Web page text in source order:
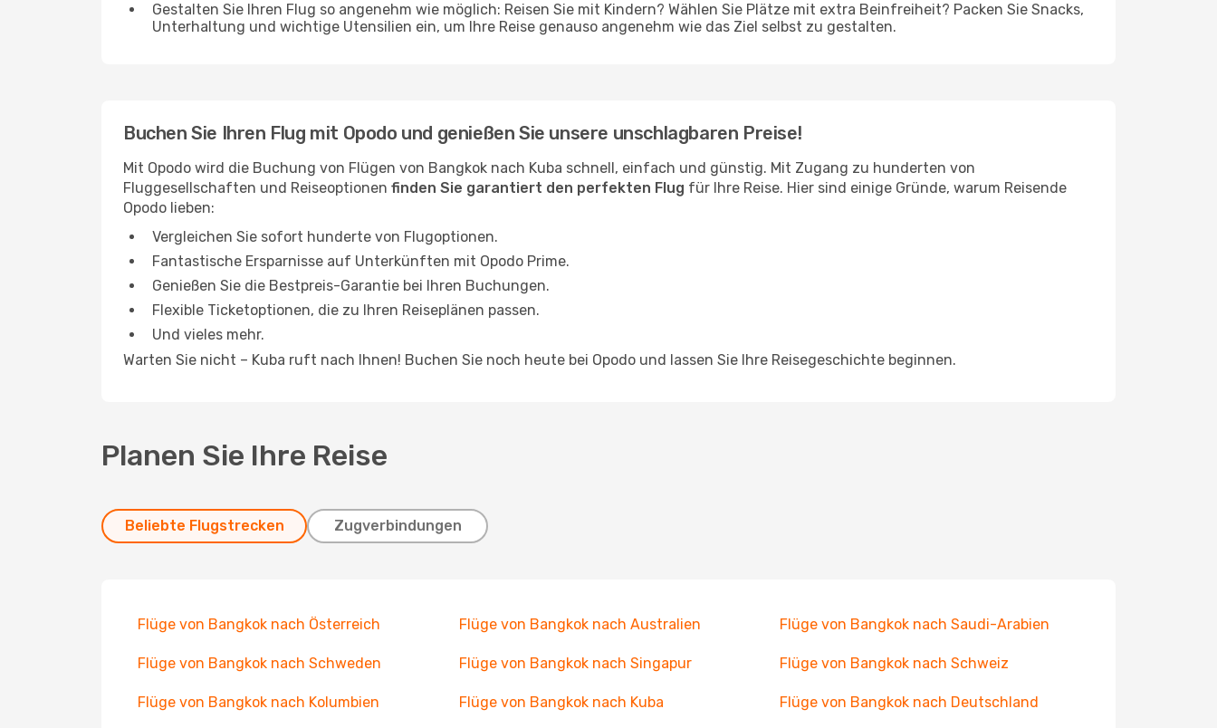
Gestalten Sie Ihren Flug so angenehm wie möglich: Reisen Sie mit Kindern? Wählen Sie Plätze mit extra Beinfreiheit? Packen Sie Snacks,
Unterhaltung und wichtige Utensilien ein, um Ihre Reise genauso angenehm wie das Ziel selbst zu gestalten.
Buchen Sie Ihren Flug mit Opodo und genießen Sie unsere unschlagbaren Preise!
Mit Opodo wird die Buchung von Flügen von Bangkok nach Kuba schnell, einfach und günstig. Mit Zugang zu hunderten von
Fluggesellschaften und Reiseoptionen finden Sie garantiert den perfekten Flug für Ihre Reise. Hier sind einige Gründe, warum Reisende
Opodo lieben:
Vergleichen Sie sofort hunderte von Flugoptionen.
Fantastische Ersparnisse auf Unterkünften mit Opodo Prime.
Genießen Sie die Bestpreis-Garantie bei Ihren Buchungen.
Flexible Ticketoptionen, die zu Ihren Reiseplänen passen.
Und vieles mehr.
Warten Sie nicht – Kuba ruft nach Ihnen! Buchen Sie noch heute bei Opodo und lassen Sie Ihre Reisegeschichte beginnen.
Planen Sie Ihre Reise
Beliebte Flugstrecken Zugverbindungen
Flüge von Bangkok nach Österreich Flüge von Bangkok nach Australien Flüge von Bangkok nach Saudi-Arabien
Flüge von Bangkok nach Schweden Flüge von Bangkok nach Singapur Flüge von Bangkok nach Schweiz
Flüge von Bangkok nach Kolumbien Flüge von Bangkok nach Kuba Flüge von Bangkok nach Deutschland